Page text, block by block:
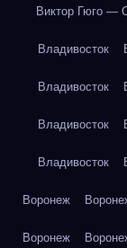
Виктор Гюго —
Владивосток
Владивосток
Владивосток
Владивосток
Воронеж
Воронеж